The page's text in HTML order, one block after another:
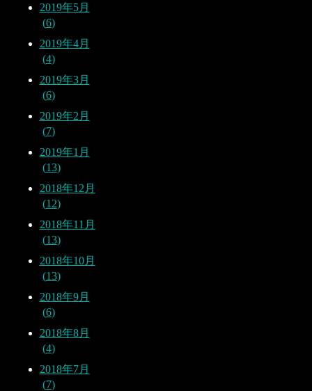
2019年5月
6
2019年4月
4
2019年3月
6
2019年2月
7
2019年1月
13
2018年12月
12
2018年11月
13
2018年10月
13
2018年9月
6
2018年8月
4
2018年7月
7